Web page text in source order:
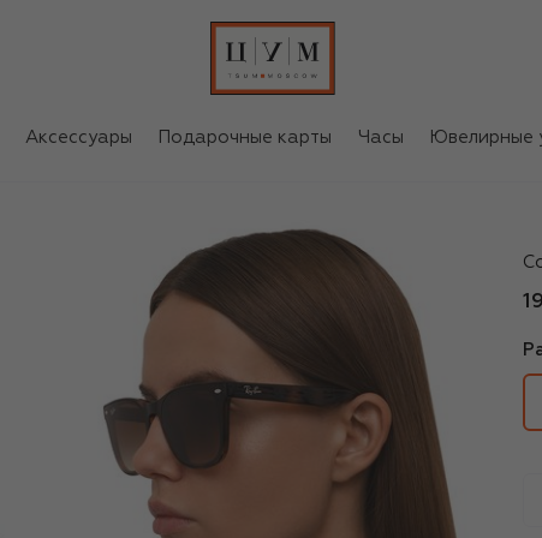
Аксессуары Подарочные карты Часы Ювелирные